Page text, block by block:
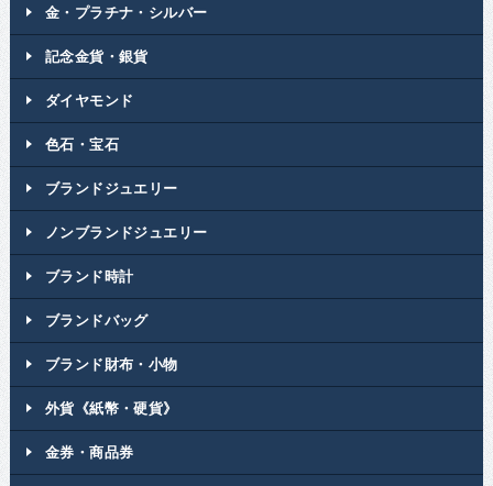
金・プラチナ・シルバー
記念金貨・銀貨
ダイヤモンド
色石・宝石
ブランドジュエリー
ノンブランドジュエリー
ブランド時計
ブランドバッグ
ブランド財布・小物
外貨《紙幣・硬貨》
金券・商品券